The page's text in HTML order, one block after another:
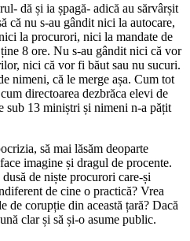
dă și ia șpagă- adică au sărvârșit
că nu s-au gândit nici la autocare,
la procurori, nici la mandate de
8 ore. Nu s-au gândit nici că vor
nici că vor fi băut sau nu sucuri.
nimeni, că le merge așa. Cum tot
directoarea dezbrăca elevi de
sub 13 miniștri și nimeni n-a pățit
să mai lăsăm deoparte
imagine și dragul de procente.
de niște procurori care-și
de cine o practică? Vrea
de corupție din această țară? Dacă
clar și să și-o asume public.